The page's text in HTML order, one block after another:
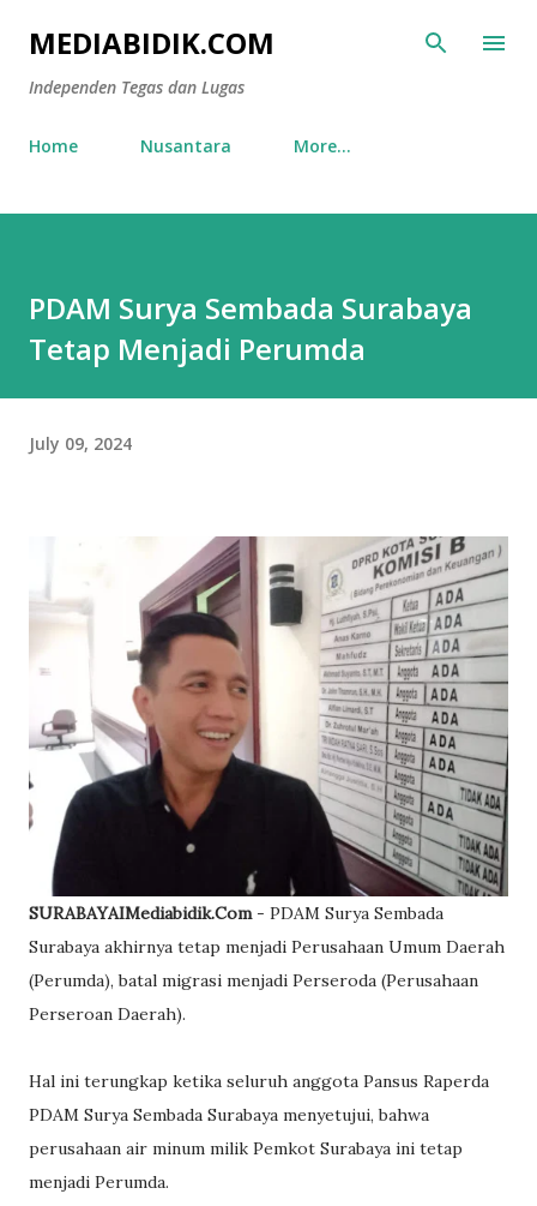
Skip to main content
MEDIABIDIK.COM
Independen Tegas dan Lugas
Home Nusantara More…
PDAM Surya Sembada Surabaya
Tetap Menjadi Perumda
July 09, 2024
SURABAYAIMediabidik.Com- PDAM Surya Sembada
Surabaya akhirnya tetap menjadi Perusahaan Umum Daerah
(Perumda), batal migrasi menjadi Perseroda (Perusahaan
Perseroan Daerah).
Hal ini terungkap ketika seluruh anggota Pansus Raperda
PDAM Surya Sembada Surabaya menyetujui, bahwa
perusahaan air minum milik Pemkot Surabaya ini tetap
menjadi Perumda.